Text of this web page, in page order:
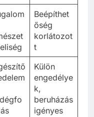
Beépíthet
őség
korlátozot
t
Külön
engedélye
k,
beruházás
igényes